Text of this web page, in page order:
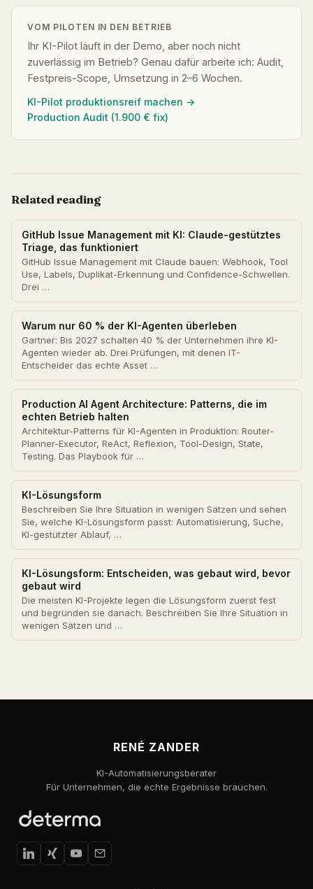
VOM PILOTEN IN DEN BETRIEB
Ihr KI-Pilot läuft in der Demo, aber noch nicht
zuverlässig im Betrieb? Genau dafür arbeite ich: Audit,
Festpreis-Scope, Umsetzung in 2–6 Wochen.
KI-Pilot produktionsreif machen →
Production Audit (1.900 € fix)
Related reading
GitHub Issue Management mit KI: Claude-gestütztes
Triage, das funktioniert
GitHub Issue Management mit Claude bauen: Webhook, Tool
Use, Labels, Duplikat-Erkennung und Confidence-Schwellen.
Drei …
Warum nur 60 % der KI-Agenten überleben
Gartner: Bis 2027 schalten 40 % der Unternehmen ihre KI-
Agenten wieder ab. Drei Prüfungen, mit denen IT-
Entscheider das echte Asset …
Production AI Agent Architecture: Patterns, die im
echten Betrieb halten
Architektur-Patterns für KI-Agenten in Produktion: Router-
Planner-Executor, ReAct, Reflexion, Tool-Design, State,
Testing. Das Playbook für …
KI-Lösungsform
Beschreiben Sie Ihre Situation in wenigen Sätzen und sehen
Sie, welche KI-Lösungsform passt: Automatisierung, Suche,
KI-gestützter Ablauf, …
KI-Lösungsform: Entscheiden, was gebaut wird, bevor
gebaut wird
Die meisten KI-Projekte legen die Lösungsform zuerst fest
und begründen sie danach. Beschreiben Sie Ihre Situation in
wenigen Sätzen und …
RENÉ ZANDER
KI-Automatisierungsberater
Für Unternehmen, die echte Ergebnisse brauchen.